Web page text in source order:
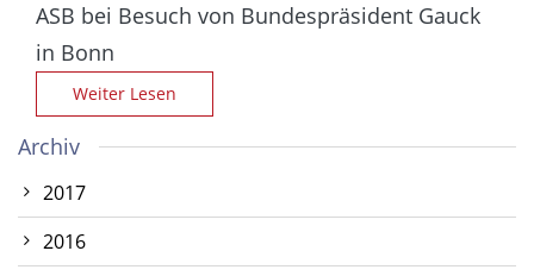
ASB bei Besuch von Bundes­präsident Gauck
in Bonn
Weiter Lesen
Archiv
2017
2016